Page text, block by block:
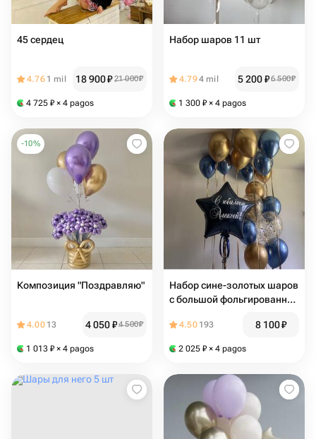
45 сердец
4.76 1 mil 18 900₽ 21 000₽
4 725 ₽ × 4 pagos
Набор шаров 11 шт
4.794 mil 5 200₽6 500₽
1 300 ₽ × 4 pagos
-10%
Композиция "Поздравляю"
4.00 13 4 050₽4 500₽
1 013 ₽ × 4 pagos
Набор сине-золотых шаров
с большой фольгированной
4.50 193 8 100₽
2 025 ₽ × 4 pagos